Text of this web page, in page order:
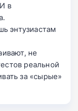
в
энтузиастам
не
реальной
за «сырые»